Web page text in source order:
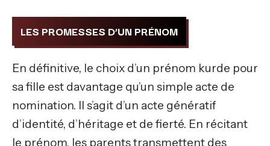
LES PROMESSES D’UN PRÉNOM
En définitive, le choix d’un prénom kurde pour
sa fille est davantage qu’un simple acte de
nomination. Il s’agit d’un acte génératif
d’identité, d’héritage et de fierté. En récitant
le prénom, les parents transmettent des